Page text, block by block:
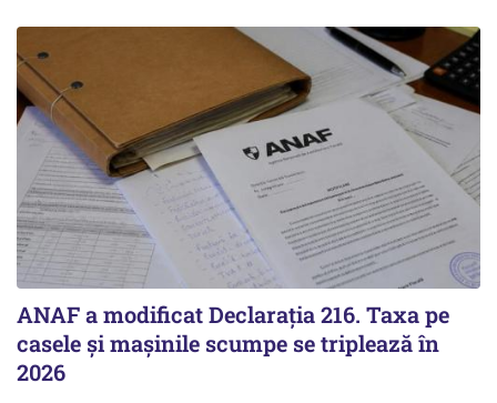
ANAF a modificat Declarația 216. Taxa pe
casele și mașinile scumpe se triplează în
2026